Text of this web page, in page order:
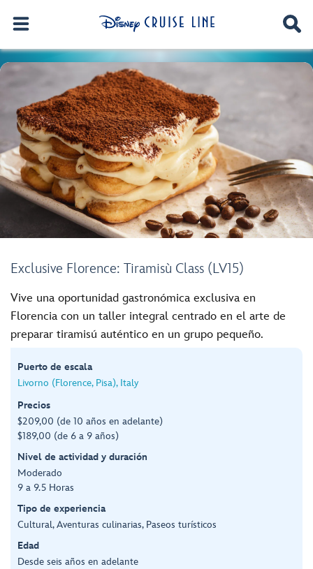
Exclusive Florence: Tiramisù Class (LV15)
Vive una oportunidad gastronómica exclusiva en
Florencia con un taller integral centrado en el arte de
preparar tiramisú auténtico en un grupo pequeño.
Puerto de escala
Livorno (Florence, Pisa), Italy
Precios
$209,00 (de 10 años en adelante)
$189,00 (de 6 a 9 años)
Nivel de actividad y duración
Moderado
9 a 9.5 Horas
Tipo de experiencia
Cultural, Aventuras culinarias, Paseos turísticos
Edad
Desde seis años en adelante